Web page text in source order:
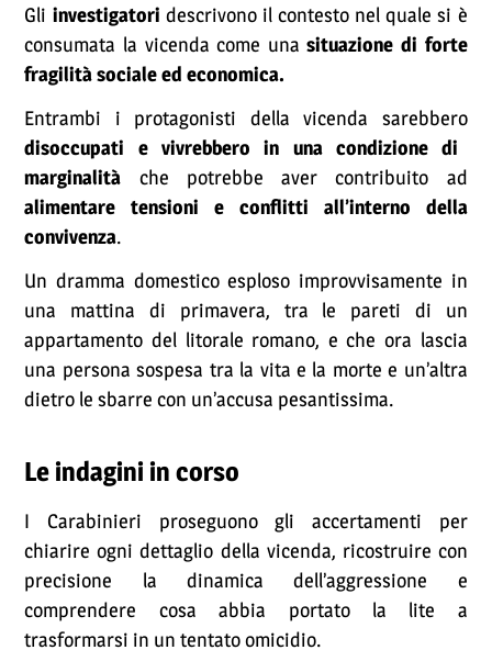
Gli investigatori descrivono il contesto nel quale si è
consumata la vicenda come una situazione di forte
fragilità sociale ed economica.
Entrambi i protagonisti della vicenda sarebbero
disoccupati e vivrebbero in una condizione di
marginalità che potrebbe aver contribuito ad
alimentare tensioni e conflitti all’interno della
convivenza.
Un dramma domestico esploso improvvisamente in
una mattina di primavera, tra le pareti di un
appartamento del litorale romano, e che ora lascia
una persona sospesa tra la vita e la morte e un’altra
dietro le sbarre con un’accusa pesantissima.
Le indagini in corso
I Carabinieri proseguono gli accertamenti per
chiarire ogni dettaglio della vicenda, ricostruire con
precisione la dinamica dell’aggressione e
comprendere cosa abbia portato la lite a
trasformarsi in un tentato omicidio.